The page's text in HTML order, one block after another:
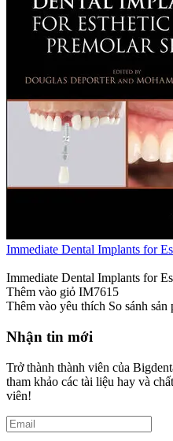
Immediate Dental Implants for
Immediate Dental Implants for
Thêm vào giỏ IM7615
Thêm vào yêu thích So sánh sản
Nhận tin mới
Trở thành thành viên của
tham khảo các tài liệu hay và
viên!